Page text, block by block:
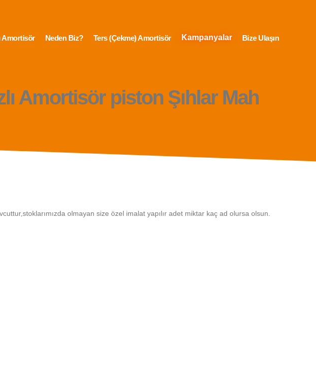
Amortisör Neden Biz? Ters (Çekme) Amortisör Kampanyalar Bize Ulaşın
Amortisör piston Şıhlar Mah
olmayan size özel imalat yapılır adet miktar kaç ad olursa olsun.